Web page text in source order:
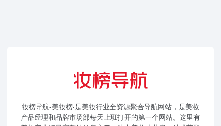
妆榜导航-美妆榜-是美妆行业全资源聚合导航网站，是美妆
产品经理和品牌市场部每天上班打开的第一个网站。这里有